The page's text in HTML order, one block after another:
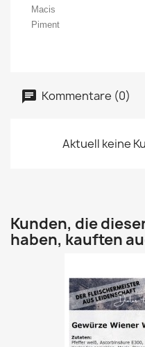
Macis
Piment
Kommentare (0)
Aktuell keine
Kunden, die
haben, kauften